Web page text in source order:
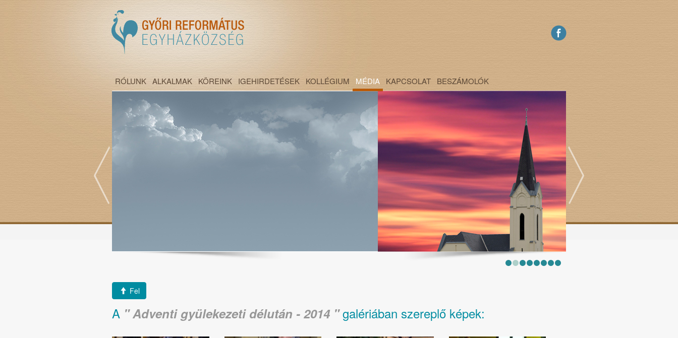
RÓLUNK ALKALMAK KÖREINK IGEHIRDETÉSEK KOLLÉGIUM MÉDIA KAPCSOLAT
BESZÁMOLÓK
Fel
A Adventi gyülekezeti délután - 2014 galériában szereplő képek: